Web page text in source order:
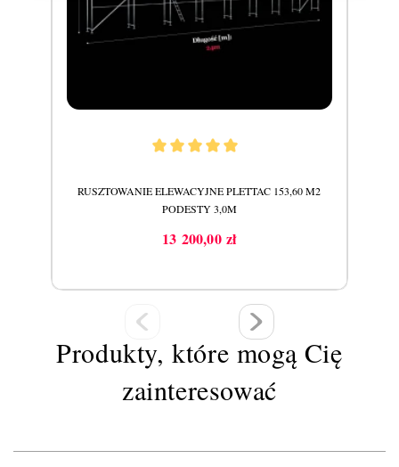
RUSZTOWANIE ELEWACYJNE PLETTAC 153,60 M2
PODESTY 3,0M
Cena
13 200,00 zł
Produkty, które mogą Cię
zainteresować